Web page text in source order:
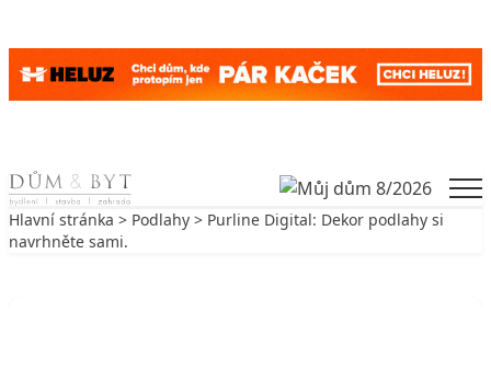
Skip to content
Hlavní stránka > Podlahy > Purline Digital: Dekor podlahy si
navrhněte sami.